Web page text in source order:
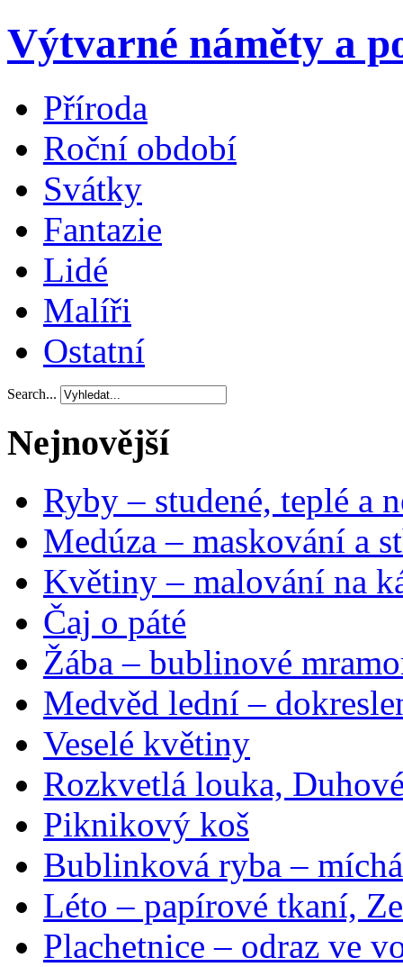
Výtvarné náměty a
Příroda
Roční období
Svátky
Fantazie
Lidé
Malíři
Ostatní
Search...
Nejnovější
Ryby – studené, teplé a
Medúza – maskování a
Květiny – malování na
Čaj o páté
Žába – bublinové
Medvěd lední –
Veselé květiny
Rozkvetlá louka,
Piknikový koš
Bublinková ryba –
Léto – papírové tkaní,
Plachetnice – odraz ve